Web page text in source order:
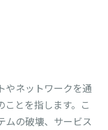
やネットワークを通
ことを指します。こ
ムの破壊、サービス